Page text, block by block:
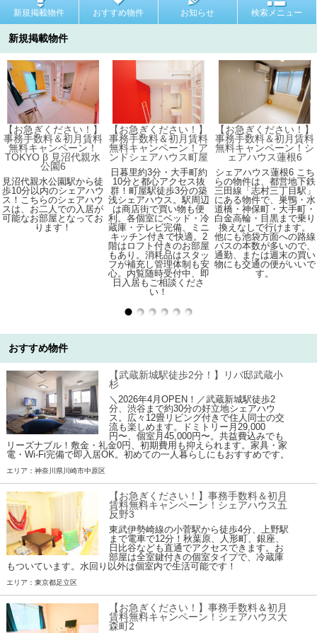
新規掲載物件 おすすめ物件 お知らせ 検索メニュー
新規掲載物件
【お急ぎください！】
事務手数料＆初月賃料
無料キャンペーン！
TOKYO β 見沼代親水
公園6
見沼代親水公園駅から徒
歩10分以内のシェアハウ
ス！こちらのシェアハウ
スは、お二人での入居が
可能なお部屋となってお
ります！
【お急ぎください！】
事務手数料＆初月賃料
無料キャンペーン！ア
ンドシェアハウス町屋
日暮里約3分・大手町約
10分と都心アクセス抜
群！町屋駅徒歩3分の築
浅シェアハウス。駅周辺
は商店街で買い物も便
利。各個室にベッド・冷
蔵庫・テレビ完備、ミニ
キッチン付きで快適。2
階はロフト付きのお部屋
もあり。消耗品はスタッ
フが補充し管理体制も安
心。内覧随時受付中、即
日入居もご相談くださ
い！
【お急ぎください！】
事務手数料＆初月賃料
無料キャンペーン！シ
ェアハウス蓮根6
シェアハウス蓮根6 こち
らの物件は、都営地下鉄
三田線「志村三丁目駅」
にある物件で、巣鴨・水
道橋・神保町・大手町・
白金高輪・目黒まで乗り
換えなしで行けます。
他にも池袋方面への路線
バスの本数が多いので、
通勤、または週末の買い
物にも交通の便がいいで
す。
おすすめ物件
【武蔵新城駅徒歩2分！】リバ邸武蔵小
杉
＼2026年4月OPEN！／武蔵新城駅徒歩2
分、渋谷まで約30分の好立地シェアハウ
ス。広々12畳リビング付きで住人同士の交
流も楽しめます。ドミトリー月29,000
円〜、個室月45,000円〜。共益費込みでも
リーズナブル！敷金・礼金0円、初期費用も抑えられます。家具・家
電・Wi-Fi完備で即入居OK。初めての一人暮らしにもおすすめです。
エリア：神奈川県川崎市中原区
【お急ぎください！】事務手数料＆初月
賃料無料キャンペーン！シェアハウス五
反野3
東武伊勢崎線の小菅駅から徒歩4分、上野駅
まで電車で12分！秋葉原、人形町、銀座、
日比谷なども直通でアクセスできます。お
部屋は全室鍵付きの個室タイプで、冷蔵庫
もついています。水回り以外は個室内で生活可能です！
エリア：東京都足立区
【お急ぎください！】事務手数料＆初月
賃料無料キャンペーン！シェアハウス大
森町2